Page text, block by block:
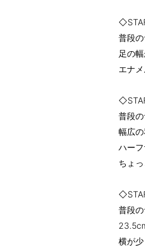
普段
足の
エナ
普段
幅広
ハー
ちょ
普段
横が